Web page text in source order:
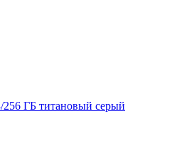
ГБ титановый серый